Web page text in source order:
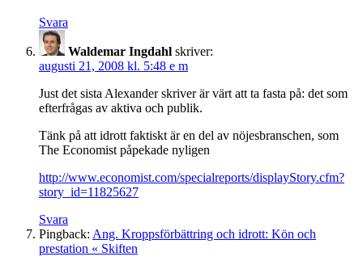
Svara
Waldemar Ingdahl skriver:
augusti 21, 2008 kl. 5:48 e m
Just det sista Alexander skriver är värt att ta fasta på: det som
efterfrågas av aktiva och publik.
Tänk på att idrott faktiskt är en del av nöjesbranschen, som
The Economist påpekade nyligen
http://www.economist.com/specialreports/displayStory.cfm?
story_id=11825627
Svara
Pingback: Ang. Kroppsförbättring och idrott: Kön och
prestation « Skiften